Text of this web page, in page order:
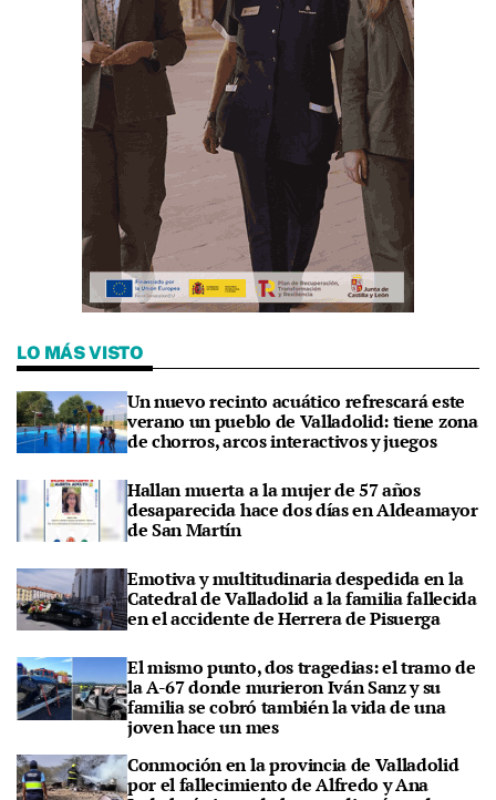
LO MÁS VISTO
Un nuevo recinto acuático refrescará este
verano un pueblo de Valladolid: tiene zona
de chorros, arcos interactivos y juegos
Hallan muerta a la mujer de 57 años
desaparecida hace dos días en Aldeamayor
de San Martín
Emotiva y multitudinaria despedida en la
Catedral de Valladolid a la familia fallecida
en el accidente de Herrera de Pisuerga
El mismo punto, dos tragedias: el tramo de
la A-67 donde murieron Iván Sanz y su
familia se cobró también la vida de una
joven hace un mes
Conmoción en la provincia de Valladolid
por el fallecimiento de Alfredo y Ana